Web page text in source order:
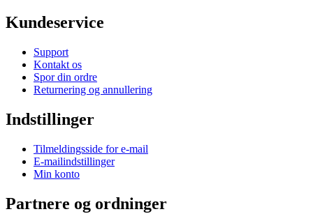
Kundeservice
Support
Kontakt os
Spor din ordre
Returnering og annullering
Indstillinger
Tilmeldingsside for e-mail
E-mailindstillinger
Min konto
Partnere og ordninger